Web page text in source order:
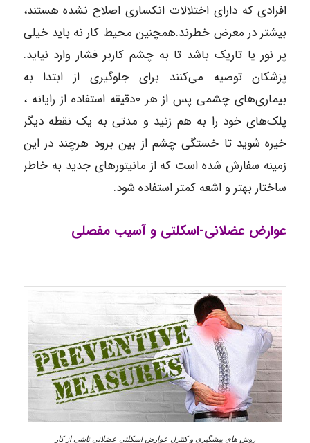
افرادی که دارای اختلالات انکساری اصلاح نشده هستند،
بیشتر در معرض خطرند.همچنین محیط کار نه باید خیلی
پر نور یا تاریک باشد تا به چشم کاربر فشار وارد نیاید.
پزشکان توصیه می‌کنند برای جلوگیری از ابتدا به
بیماری‌های چشمی پس از هر ۰دقیقه استفاده از رایانه ،
پلک‌های خود را به هم زنید و مدتی به یک نقطه دیگر
خیره شوید تا خستگی چشم از بین برود هرچند در این
زمینه سفارش شده است که از مانیتورهای جدید به خاطر
ساختار بهتر و اشعه کمتر استفاده شود.
عوارض عضلانی-اسکلتی و آسیب مفصلی
روش های پیشگیری و کنترل عوارض اسکلتی عضلانی ناشی از کار